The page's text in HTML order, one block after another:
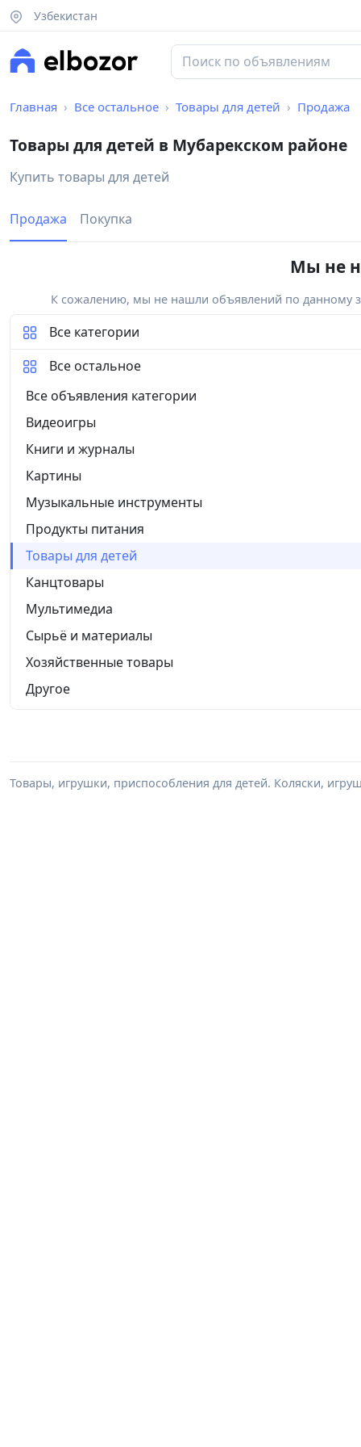
Узбекистан
Главная Все остальное Товары для детей Продажа
Товары для детей в Мубарекском районе
Купить товары для детей
Продажа Покупка
Мы не
К сожалению, мы не нашли объявлений по данному
Все категории
Все остальное
Все объявления категории
Видеоигры
Книги и журналы
Картины
Музыкальные инструменты
Продукты питания
Товары для детей
Канцтовары
Мультимедиа
Сырьё и материалы
Хозяйственные товары
Другое
Товары, игрушки, приспособления для детей. Коляски,